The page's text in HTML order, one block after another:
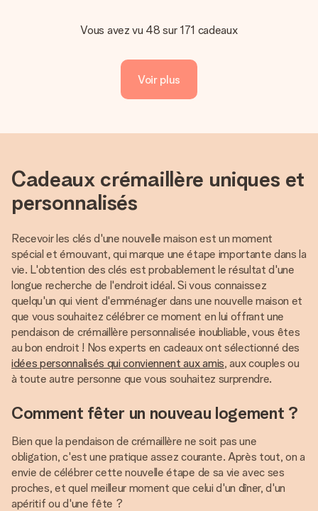
Vous avez vu 48 sur 171 cadeaux
Voir plus
Cadeaux crémaillère uniques et
personnalisés
Recevoir les clés d'une nouvelle maison est un moment
spécial et émouvant, qui marque une étape importante dans la
vie. L'obtention des clés est probablement le résultat d'une
longue recherche de l'endroit idéal. Si vous connaissez
quelqu'un qui vient d'emménager dans une nouvelle maison et
que vous souhaitez célébrer ce moment en lui offrant une
pendaison de crémaillère personnalisée inoubliable, vous êtes
au bon endroit ! Nos experts en cadeaux ont sélectionné des
idées personnalisés qui conviennent aux amis, aux couples ou
à toute autre personne que vous souhaitez surprendre.
Comment fêter un nouveau logement ?
Bien que la pendaison de crémaillère ne soit pas une
obligation, c'est une pratique assez courante. Après tout, on a
envie de célébrer cette nouvelle étape de sa vie avec ses
proches, et quel meilleur moment que celui d'un dîner, d'un
apéritif ou d'une fête ?